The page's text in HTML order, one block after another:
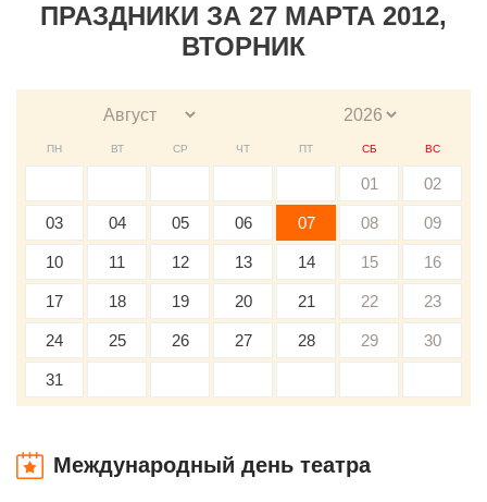
ПРАЗДНИКИ ЗА 27 МАРТА 2012,
ВТОРНИК
ПН ВТ СР ЧТ ПТ СБ ВС
01 02
03 04 05 06 07 08 09
10 11 12 13 14 15 16
17 18 19 20 21 22 23
24 25 26 27 28 29 30
31
Международный день театра